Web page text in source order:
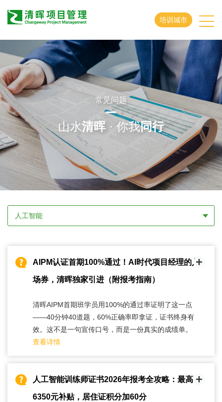
培训城市
常见问题
山水清晖· 你我同行
人工智能
AIPM认证首期100%通过！AI时代项目经理的入
场券，清晖独家引进（附报考指南）
清晖AIPM首期班学员用100%的通过率证明了这一点
——40分钟40道题，60%正确率即拿证，证书终身有
效。这不是一句宣传口号，而是一份真实的成绩单。
查看详情
人工智能训练师证书2026年报考全攻略：最高领
6350元补贴，居住证积分加60分